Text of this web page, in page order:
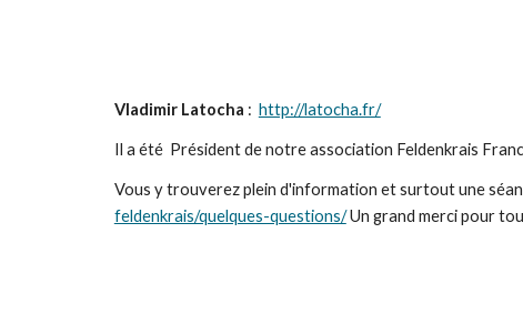
Vladimir Latocha : http://latocha.fr/
Il a été  Président de notre association Feldenkrais
Vous y trouverez plein d'information et surtout une
feldenkrais/quelques-questions/ Un grand merci pour